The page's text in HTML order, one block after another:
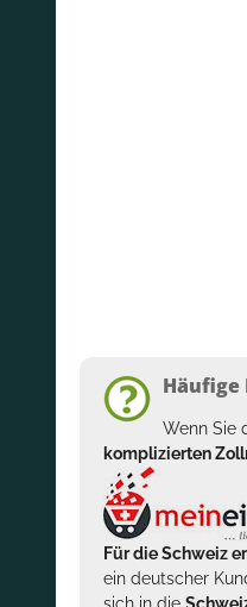
Häufige
Wenn Sie
komplizierten
Für die Schweiz
ein deutscher
sich in die